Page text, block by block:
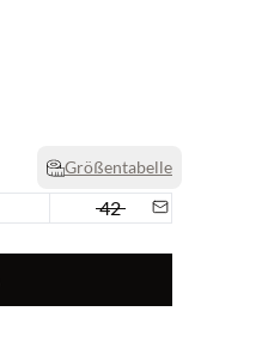
Größentabelle
42